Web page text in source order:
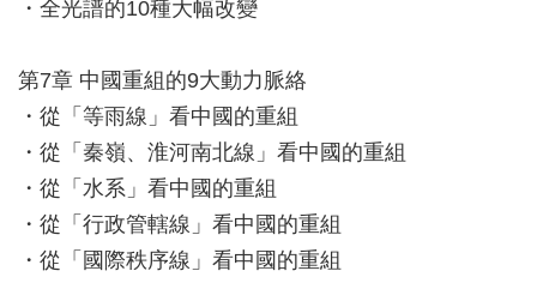
・全光譜的10種大幅改變
第7章 中國重組的9大動力脈絡
・從「等雨線」看中國的重組
・從「秦嶺、淮河南北線」看中國的重組
・從「水系」看中國的重組
・從「行政管轄線」看中國的重組
・從「國際秩序線」看中國的重組